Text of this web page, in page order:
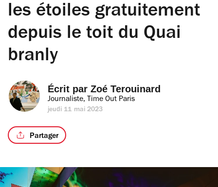
les étoiles gratuitement
depuis le toit du Quai
branly
Écrit par Zoé Terouinard
Journaliste, Time Out Paris
jeudi 11 mai 2023
Partager